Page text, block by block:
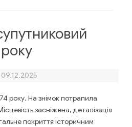
09.12.2025
року. На знімок потрапила
засніжена, деталізація
покриття історичним